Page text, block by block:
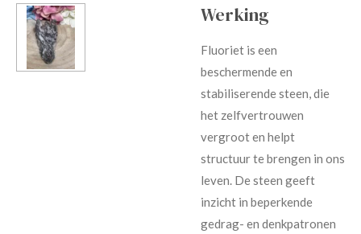
Werking
Fluoriet is een
beschermende en
stabiliserende steen, die
het zelfvertrouwen
vergroot en helpt
structuur te brengen in ons
leven. De steen geeft
inzicht in beperkende
gedrag- en denkpatronen